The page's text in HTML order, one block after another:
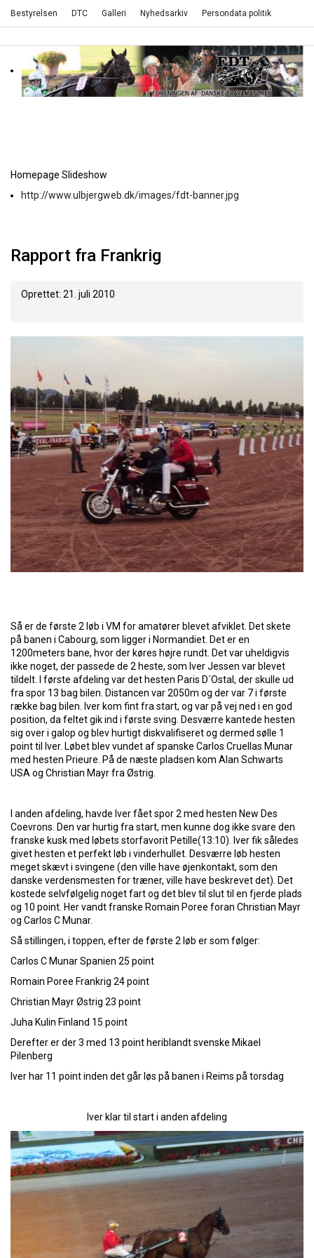
Bestyrelsen DTC Galleri Nyhedsarkiv Persondata politik
Homepage Slideshow
http://www.ulbjergweb.dk/images/fdt-banner.jpg
Rapport fra Frankrig
Oprettet: 21. juli 2010
Så er de første 2 løb i VM for amatører blevet afviklet. Det skete
på banen i Cabourg, som ligger i Normandiet. Det er en
1200meters bane, hvor der køres højre rundt. Det var uheldigvis
ikke noget, der passede de 2 heste, som Iver Jessen var blevet
tildelt. I første afdeling var det hesten Paris D´Ostal, der skulle ud
fra spor 13 bag bilen. Distancen var 2050m og der var 7 i første
række bag bilen. Iver kom fint fra start, og var på vej ned i en god
position, da feltet gik ind i første sving. Desværre kantede hesten
sig over i galop og blev hurtigt diskvalifiseret og dermed sølle 1
point til Iver. Løbet blev vundet af spanske Carlos Cruellas Munar
med hesten Prieure. På de næste pladsen kom Alan Schwarts
USA og Christian Mayr fra Østrig.
I anden afdeling, havde Iver fået spor 2 med hesten New Des
Coevrons. Den var hurtig fra start, men kunne dog ikke svare den
franske kusk med løbets storfavorit Petille(13:10). Iver fik således
givet hesten et perfekt løb i vinderhullet. Desværre løb hesten
meget skævt i svingene (den ville have øjenkontakt, som den
danske verdensmesten for træner, ville have beskrevet det). Det
kostede selvfølgelig noget fart og det blev til slut til en fjerde plads
og 10 point. Her vandt franske Romain Poree foran Christian Mayr
og Carlos C Munar.
Så stillingen, i toppen, efter de første 2 løb er som følger:
Carlos C Munar Spanien 25 point
Romain Poree Frankrig 24 point
Christian Mayr Østrig 23 point
Juha Kulin Finland 15 point
Derefter er der 3 med 13 point heriblandt svenske Mikael
Pilenberg
Iver har 11 point inden det går løs på banen i Reims på torsdag
Iver klar til start i anden afdeling